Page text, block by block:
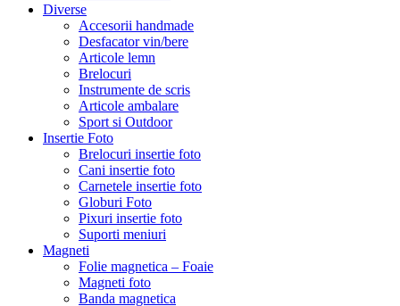
Diverse
Accesorii handmade
Desfacator vin/bere
Articole lemn
Brelocuri
Instrumente de scris
Articole ambalare
Sport si Outdoor
Insertie Foto
Brelocuri insertie foto
Cani insertie foto
Carnetele insertie foto
Globuri Foto
Pixuri insertie foto
Suporti meniuri
Magneti
Folie magnetica – Foaie
Magneti foto
Banda magnetica